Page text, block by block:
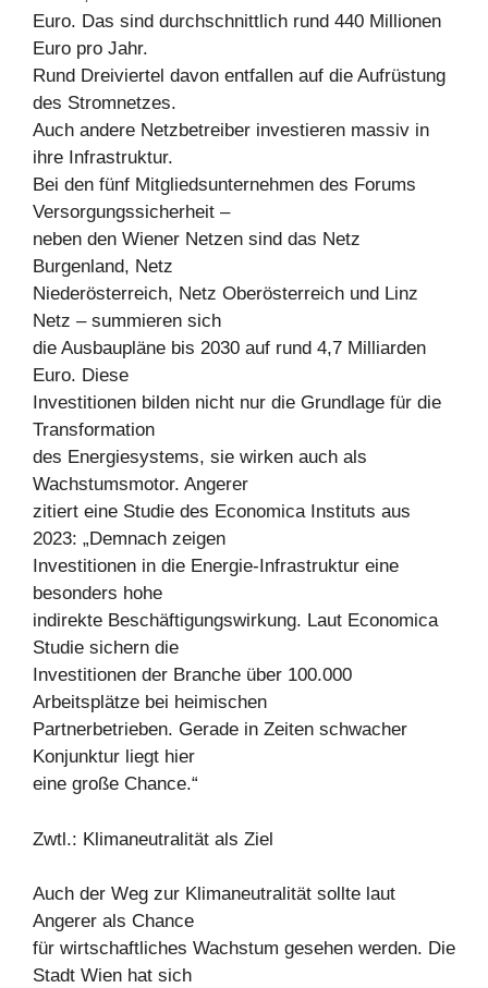
Euro. Das sind durchschnittlich rund 440 Millionen
Euro pro Jahr.
Rund Dreiviertel davon entfallen auf die Aufrüstung
des Stromnetzes.
Auch andere Netzbetreiber investieren massiv in
ihre Infrastruktur.
Bei den fünf Mitgliedsunternehmen des Forums
Versorgungssicherheit –
neben den Wiener Netzen sind das Netz
Burgenland, Netz
Niederösterreich, Netz Oberösterreich und Linz
Netz – summieren sich
die Ausbaupläne bis 2030 auf rund 4,7 Milliarden
Euro. Diese
Investitionen bilden nicht nur die Grundlage für die
Transformation
des Energiesystems, sie wirken auch als
Wachstumsmotor. Angerer
zitiert eine Studie des Economica Instituts aus
2023: „Demnach zeigen
Investitionen in die Energie-Infrastruktur eine
besonders hohe
indirekte Beschäftigungswirkung. Laut Economica
Studie sichern die
Investitionen der Branche über 100.000
Arbeitsplätze bei heimischen
Partnerbetrieben. Gerade in Zeiten schwacher
Konjunktur liegt hier
eine große Chance.“
Zwtl.: Klimaneutralität als Ziel
Auch der Weg zur Klimaneutralität sollte laut
Angerer als Chance
für wirtschaftliches Wachstum gesehen werden. Die
Stadt Wien hat sich